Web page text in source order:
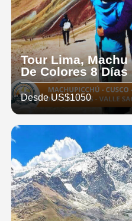
Tour Lima,
De Colores 8 Días
Desde US$1050